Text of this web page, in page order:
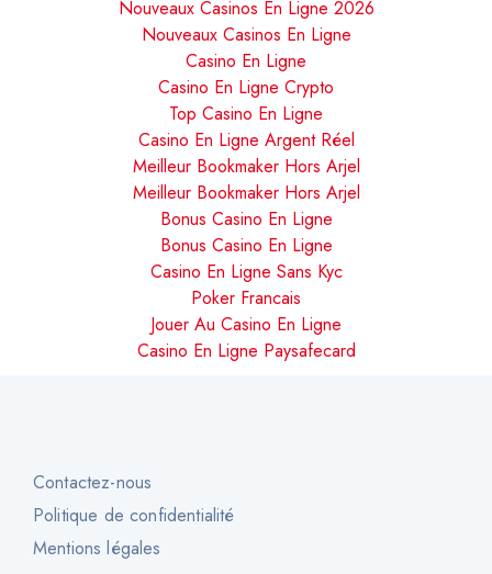
Nouveaux Casinos En Ligne 2026
Nouveaux Casinos En Ligne
Casino En Ligne
Casino En Ligne Crypto
Top Casino En Ligne
Casino En Ligne Argent Réel
Meilleur Bookmaker Hors Arjel
Meilleur Bookmaker Hors Arjel
Bonus Casino En Ligne
Bonus Casino En Ligne
Casino En Ligne Sans Kyc
Poker Francais
Jouer Au Casino En Ligne
Casino En Ligne Paysafecard
Contactez-nous
Politique de confidentialité
Mentions légales